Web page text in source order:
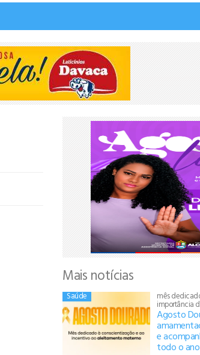
Mais notícias
Saúde mês
importância
Agosto
e
todo o ano